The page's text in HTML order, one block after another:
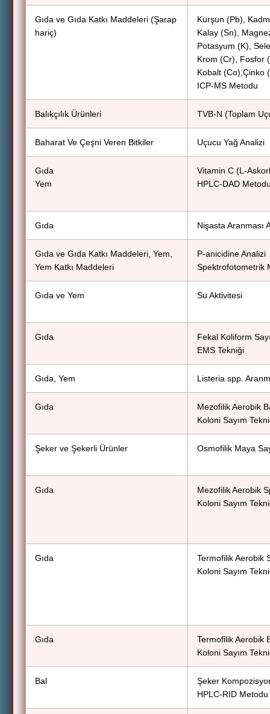
Gıda ve Gıda Katkı Maddeleri (Şarap
hariç)
Kurşun (Pb),
Kalay (Sn),
Potasyum (K),
Krom (Cr), Fosfor
Kobalt (Co),Çinko
ICP-MS Metodu
Balıkçılık Ürünleri TVB-N (Toplam
Baharat Ve Çeşni Veren Bitkiler Uçucu Yağ Analizi
Gıda
Yem
Vitamin C (L-
HPLC-DAD
Gıda Nişasta Aranması
Gıda ve Gıda Katkı Maddeleri, Yem,
Yem Katkı Maddeleri
P-anicidine Analizi
Spektrofotometrik
Gıda ve Yem Su Aktivitesi
Gıda
Fekal Koliform
EMS Tekniği
Gıda, Yem Listeria spp.
Gıda
Mezofilik Aerobik
Koloni Sayım
Şeker ve Şekerli Ürünler Osmofilik Maya
Gıda
Mezofilik Aerobik
Koloni Sayım
Gıda
Termofilik Aerobik
Koloni Sayım
Gıda
Termofilik Aerobik
Koloni Sayım
Bal
Şeker
HPLC-RID Metodu